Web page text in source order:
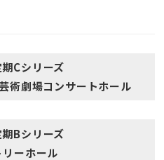
Cシリーズ
劇場コンサートホール
Bシリーズ
ーホール